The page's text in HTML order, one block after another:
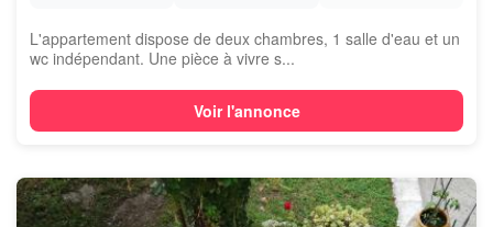
L'appartement dispose de deux chambres, 1 salle d'eau et un
wc indépendant. Une pièce à vivre s...
Voir l'annonce